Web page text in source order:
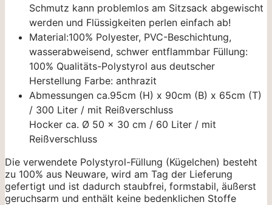
Schmutz kann problemlos am Sitzsack abgewischt
werden und Flüssigkeiten perlen einfach ab!
Material:100% Polyester, PVC-Beschichtung,
wasserabweisend, schwer entflammbar Füllung:
100% Qualitäts-Polystyrol aus deutscher
Herstellung Farbe: anthrazit
Abmessungen ca.95cm (H) x 90cm (B) x 65cm (T)
/ 300 Liter / mit Reißverschluss
Hocker ca. Ø 50 x 30 cm / 60 Liter / mit
Reißverschluss
Die verwendete Polystyrol-Füllung (Kügelchen) besteht
zu 100% aus Neuware, wird am Tag der Lieferung
gefertigt und ist dadurch staubfrei, formstabil, äußerst
geruchsarm und enthält keine bedenklichen Stoffe